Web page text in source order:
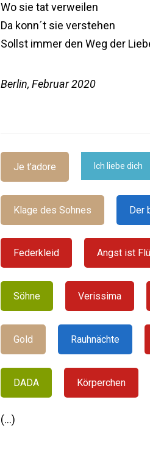
Wo sie tat verweilen
Da konn´t sie verstehen
Sollst immer den Weg der
Berlin, Februar 2020
Je t’adore Ich liebe dich
Klage des Sohnes Der
Federkleid Angst ist
Söhne Verissima
Gold Rauhnächte
DADA Körperchen
(...)